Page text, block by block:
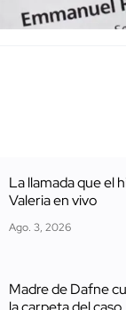
La llamada que el
Valeria en vivo
Ago. 3, 2026
Madre de Dafne